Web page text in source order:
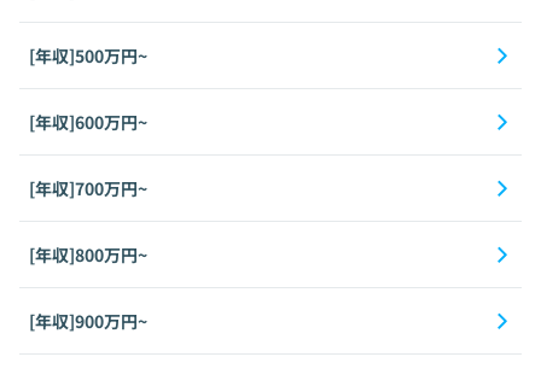
[年収]500万円~
[年収]600万円~
[年収]700万円~
[年収]800万円~
[年収]900万円~